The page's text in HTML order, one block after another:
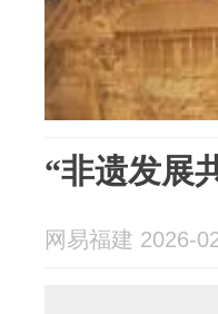
“非遗发展
网易福建 2026-